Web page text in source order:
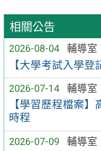
相關公告
2026-08-04
輔導室
【大學考試入學
2026-07-14
輔導室
【學習歷程檔案
時程
2026-07-09
輔導室